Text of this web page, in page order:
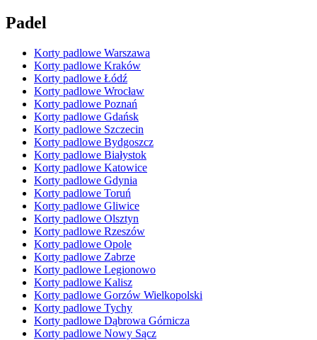
Padel
Korty padlowe Warszawa
Korty padlowe Kraków
Korty padlowe Łódź
Korty padlowe Wrocław
Korty padlowe Poznań
Korty padlowe Gdańsk
Korty padlowe Szczecin
Korty padlowe Bydgoszcz
Korty padlowe Białystok
Korty padlowe Katowice
Korty padlowe Gdynia
Korty padlowe Toruń
Korty padlowe Gliwice
Korty padlowe Olsztyn
Korty padlowe Rzeszów
Korty padlowe Opole
Korty padlowe Zabrze
Korty padlowe Legionowo
Korty padlowe Kalisz
Korty padlowe Gorzów Wielkopolski
Korty padlowe Tychy
Korty padlowe Dąbrowa Górnicza
Korty padlowe Nowy Sącz